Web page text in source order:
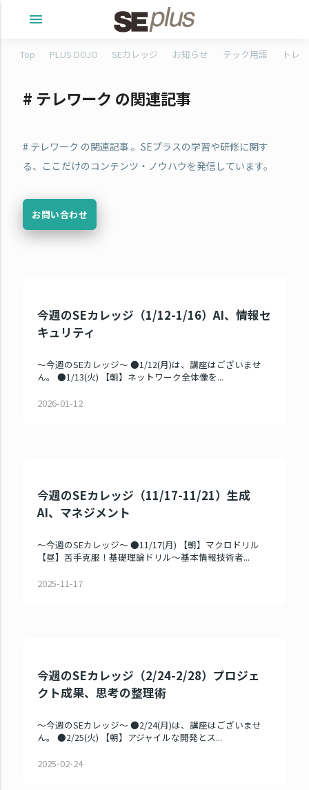
menu
Top PLUS DOJO SEカレッジ お知らせ テック用語 トレ
# テレワーク の関連記事
# テレワーク の関連記事 。SEプラスの学習や研修に関す
る、ここだけのコンテンツ・ノウハウを発信しています。
お問い合わせ
今週のSEカレッジ（1/12-1/16）AI、情報セ
キュリティ
～今週のSEカレッジ～ ●1/12(月)は、講座はございませ
ん。 ●1/13(火) 【朝】ネットワーク全体像を...
2026-01-12
今週のSEカレッジ（11/17-11/21）生成
AI、マネジメント
～今週のSEカレッジ～ ●11/17(月) 【朝】マクロドリル
【昼】苦手克服！基礎理論ドリル～基本情報技術者...
2025-11-17
今週のSEカレッジ（2/24-2/28）プロジェ
クト成果、思考の整理術
～今週のSEカレッジ～ ●2/24(月)は、講座はございませ
ん。 ●2/25(火) 【朝】アジャイルな開発とス...
2025-02-24